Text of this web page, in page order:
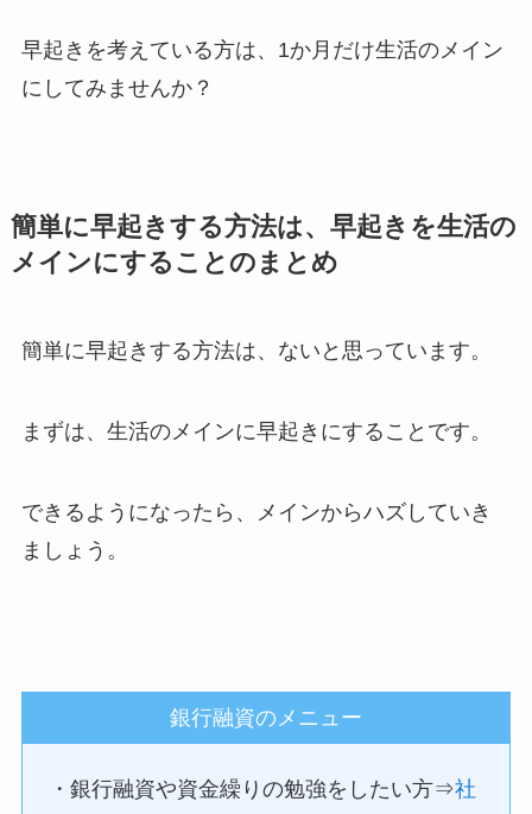
早起きを考えている方は、1か月だけ生活のメイン
にしてみませんか？
簡単に早起きする方法は、早起きを生活の
メインにすることのまとめ
簡単に早起きする方法は、ないと思っています。
まずは、生活のメインに早起きにすることです。
できるようになったら、メインからハズしていき
ましょう。
銀行融資のメニュー
・銀行融資や資金繰りの勉強をしたい方⇒社